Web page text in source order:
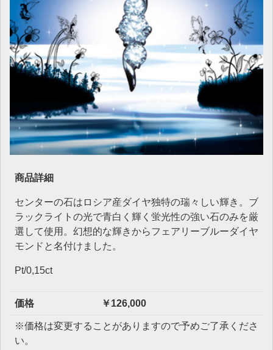
商品詳細
センターの石はロシア産ダイヤ独特の瑞々しい輝き。ブ
ラックライトの光で青白く輝く蛍光性の強い石のみを厳
選して使用。幻想的な輝きからフェアリーブルーダイヤ
モンドと名付けました。
Pt/0,15ct
価格 ￥126,000
※価格は変更することがありますので予めご了承くださ
い。